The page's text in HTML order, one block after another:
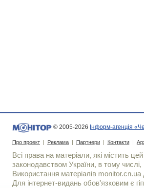
© 2005-2026 Інформ-агенція
Про проект | Реклама | Партнери | Контакти |
Всі права на матеріали, які містить
законодавством України, в тому
Використання матерiалiв
Для iнтернет-видань обов'язковим є